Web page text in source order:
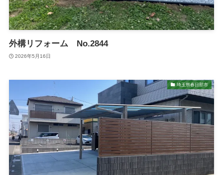
外構リフォーム No.2844
2026年5月16日
埼玉県春日部市